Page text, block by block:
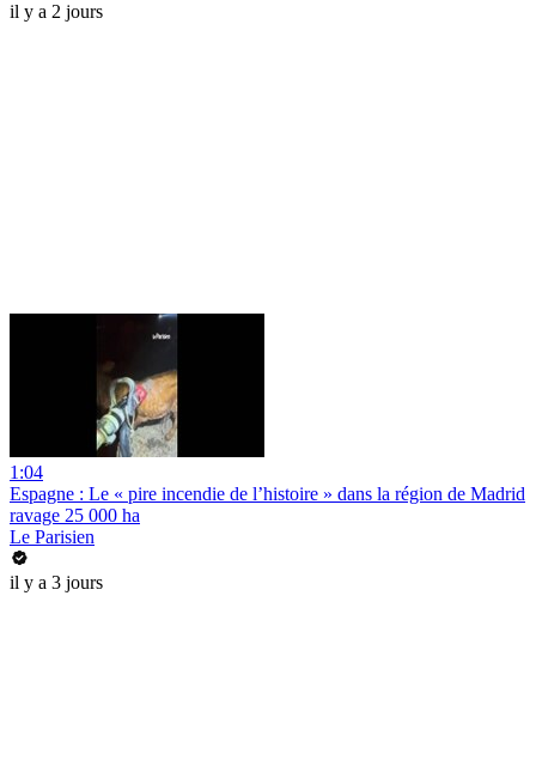
il y a 2 jours
1:04
Espagne : Le « pire incendie de l’histoire » dans la région de Madrid
ravage 25 000 ha
Le Parisien
il y a 3 jours